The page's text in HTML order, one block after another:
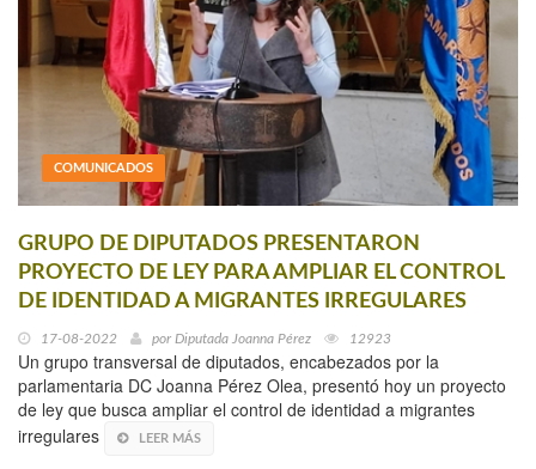
COMUNICADOS
GRUPO DE DIPUTADOS PRESENTARON
PROYECTO DE LEY PARA AMPLIAR EL CONTROL
DE IDENTIDAD A MIGRANTES IRREGULARES
17-08-2022 por Diputada Joanna Pérez 12923
Un grupo transversal de diputados, encabezados por la
parlamentaria DC Joanna Pérez Olea, presentó hoy un proyecto
de ley que busca ampliar el control de identidad a migrantes
irregulares
LEER MÁS